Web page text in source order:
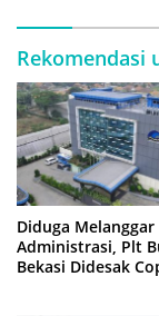
Rekomendasi
Diduga Melanggar
Administrasi, Plt
Bekasi Didesak